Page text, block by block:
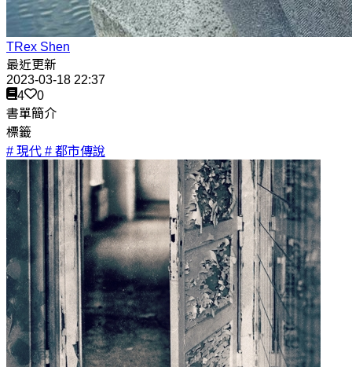
TRex Shen
最近更新
2023-03-18 22:37
4
0
書單簡介
標籤
# 現代 # 都市傳說